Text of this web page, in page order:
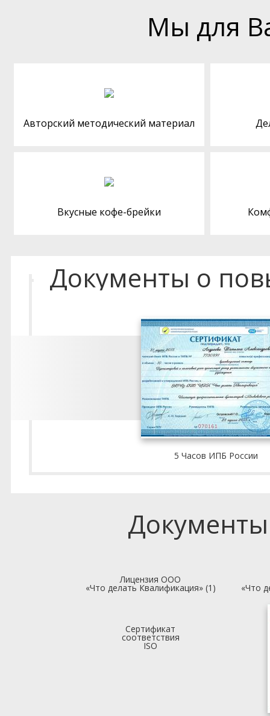
Мы для
Авторский методический материал
Вкусные кофе-брейки
Документы о
5 Часов ИПБ России
Лицензия ООО
«Что делать Квалификация» (1) «Что
Сертификат
соответствия
ISO